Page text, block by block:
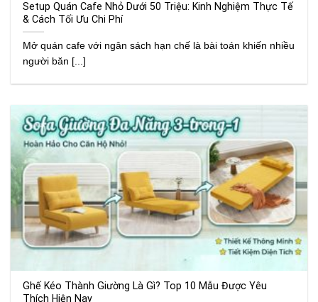
Setup Quán Cafe Nhỏ Dưới 50 Triệu: Kinh Nghiệm Thực Tế
& Cách Tối Ưu Chi Phí
Mở quán cafe với ngân sách hạn chế là bài toán khiến nhiều
người băn [...]
Ghế Kéo Thành Giường Là Gì? Top 10 Mẫu Được Yêu
Thích Hiện Nay